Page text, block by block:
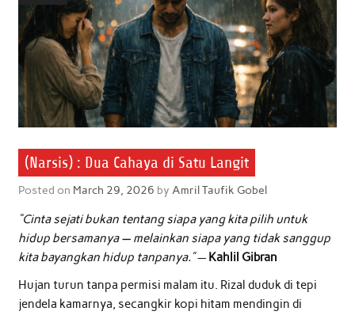
(Narsis) : Dua Cahaya di Satu Langit
Posted on March 29, 2026 by Amril Taufik Gobel
“Cinta sejati bukan tentang siapa yang kita pilih untuk
hidup bersamanya — melainkan siapa yang tidak sanggup
kita bayangkan hidup tanpanya.”— Kahlil Gibran
Hujan turun tanpa permisi malam itu. Rizal duduk di tepi
jendela kamarnya, secangkir kopi hitam mendingin di